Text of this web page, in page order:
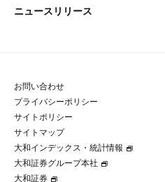
先端テクノロジーに基づく新た
政策分析
金融経済教育等
テクノロジーレポート
マルチステークホルダー方針
パートナーシップ構築宣言
会社概要・役員一覧
大和総研の歩み
グループ会社
採用情報 トップ
経験者採用
ニュースリリース
お問い合わせ
プライバシーポリシー
サイトポリシー
サイトマップ
大和インデックス・統計情報
大和証券グループ本社
大和証券